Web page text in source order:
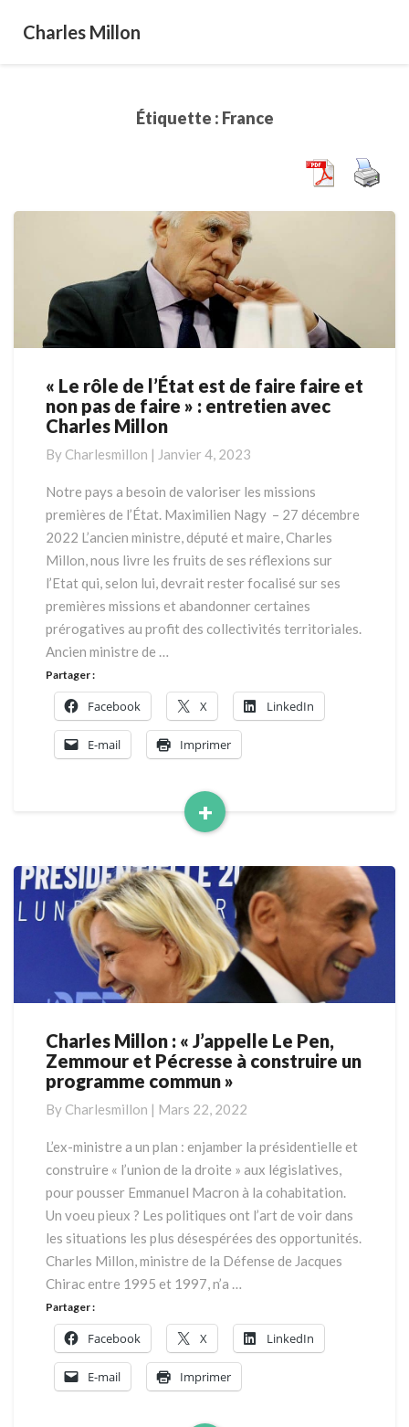
Charles Millon
Étiquette : France
«
Le
rôle
l’État
est
faire
faire
et
non
pas
de
faire
entretien
avec
Charles
« Le rôle de l’État est de faire faire et
non pas de faire » : entretien avec
Charles Millon
By Charlesmillon | Janvier 4, 2023
Notre pays a besoin de valoriser les missions
premières de l’État. Maximilien Nagy – 27 décembre
2022 L’ancien ministre, député et maire, Charles
Millon, nous livre les fruits de ses réflexions sur
l’Etat qui, selon lui, devrait rester focalisé sur ses
premières missions et abandonner certaines
prérogatives au profit des collectivités territoriales.
Ancien ministre de …
+
Read
Partager :
Facebook X LinkedIn
E-mail Imprimer
Charles
Millon
:
Le
Pen,
et
Pécresse
à
construire
un
programme
commun »
Charles Millon : « J’appelle Le Pen,
Zemmour et Pécresse à construire un
programme commun »
By Charlesmillon | Mars 22, 2022
L’ex-ministre a un plan : enjamber la présidentielle et
construire « l’union de la droite » aux législatives,
pour pousser Emmanuel Macron à la cohabitation.
Un voeu pieux ? Les politiques ont l’art de voir dans
les situations les plus désespérées des opportunités.
Charles Millon, ministre de la Défense de Jacques
Chirac entre 1995 et 1997, n’a …
Partager :
Facebook X LinkedIn
E-mail Imprimer